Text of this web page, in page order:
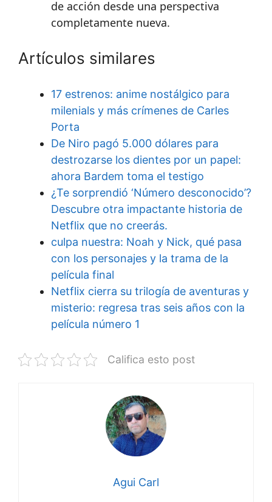
de acción desde una perspectiva
completamente nueva.
Artículos similares
17 estrenos: anime nostálgico para
milenials y más crímenes de Carles
Porta
De Niro pagó 5.000 dólares para
destrozarse los dientes por un papel:
ahora Bardem toma el testigo
¿Te sorprendió ‘Número desconocido’?
Descubre otra impactante historia de
Netflix que no creerás.
culpa nuestra: Noah y Nick, qué pasa
con los personajes y la trama de la
película final
Netflix cierra su trilogía de aventuras y
misterio: regresa tras seis años con la
película número 1
Califica esto post
Agui Carl